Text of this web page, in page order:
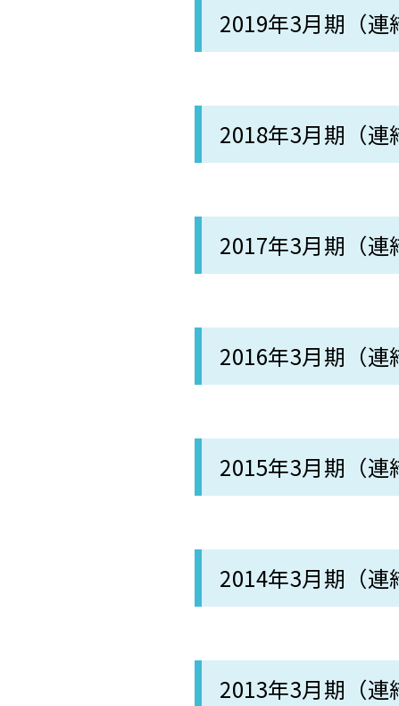
2019年3月期（連
2018年3月期（連
2017年3月期（連
2016年3月期（連
2015年3月期（連
2014年3月期（連
2013年3月期（連